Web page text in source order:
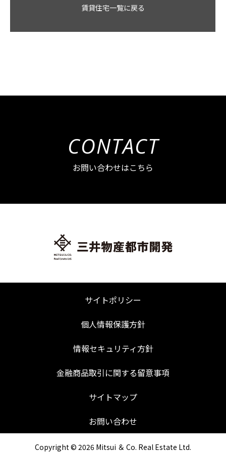
賃貸住宅一覧に戻る
CONTACT
お問い合わせはこちら
サイトポリシー
個人情報保護方針
情報セキュリティ方針
金融商品取引に関する留意事項
サイトマップ
お問い合わせ
Copyright © 2026 Mitsui ＆ Co. Real Estate Ltd.